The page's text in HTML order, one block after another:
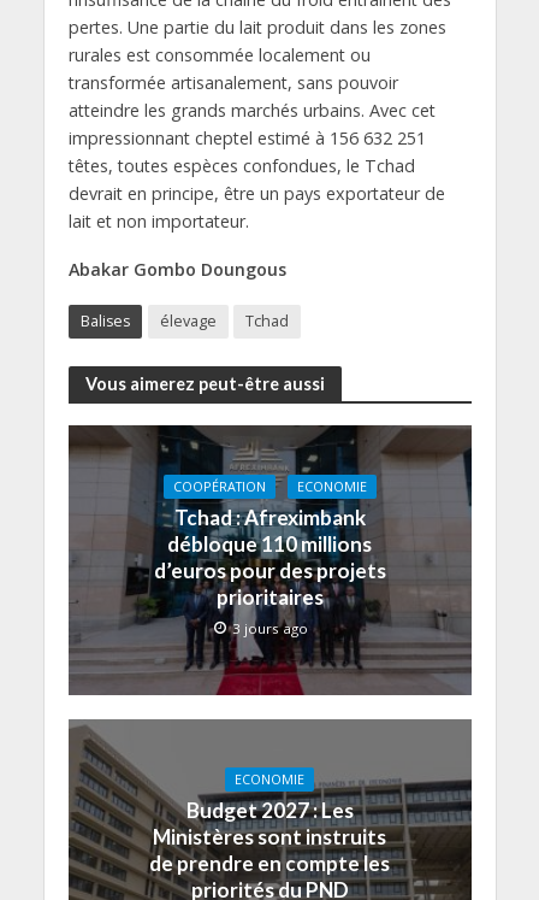
pertes. Une partie du lait produit dans les zones
rurales est consommée localement ou
transformée artisanalement, sans pouvoir
atteindre les grands marchés urbains. Avec cet
impressionnant cheptel estimé à 156 632 251
têtes, toutes espèces confondues, le Tchad
devrait en principe, être un pays exportateur de
lait et non importateur.
Abakar Gombo Doungous
Balises élevage Tchad
Vous aimerez peut-être aussi
COOPÉRATION ECONOMIE
Tchad : Afreximbank
débloque 110 millions
d’euros pour des projets
prioritaires
3 jours ago
ECONOMIE
Budget 2027 : Les
Ministères sont instruits
de prendre en compte les
priorités du PND